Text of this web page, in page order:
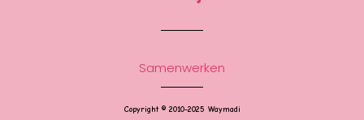
Samenwerken
Copyright © 2010-2025 Waymadi